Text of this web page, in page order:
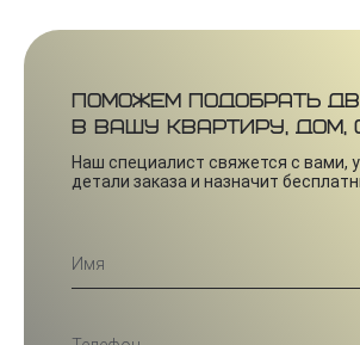
Поможем подобрать
в вашу квартиру, дом,
Наш специалист свяжется с вами,
детали заказа и назначит